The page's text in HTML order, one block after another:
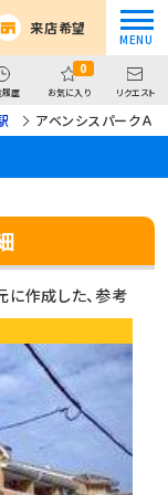
来店希望
履歴
0
お気に入り リクエスト
アベンシスパークＡ
作成した、参考